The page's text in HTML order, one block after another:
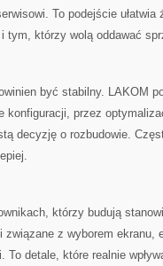
To podejście
którzy wolą oddawać
być stabilny. LAKOM
konfiguracji, przez
decyzję o rozbudowie.
którzy budują
z wyborem ekranu,
detale, które realnie